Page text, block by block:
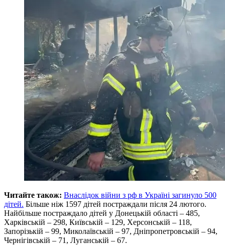
Читайте також: Внаслідок війни з рф в Україні загинуло 500
дітей. Більше ніж 1597 дітей постраждали після 24 лютого.
Найбільше постраждало дітей у Донецькій області – 485,
Харківській – 298, Київській – 129, Херсонській – 118,
Запорізькій – 99, Миколаївській – 97, Дніпропетровській – 94,
Чернігівській – 71, Луганській – 67.